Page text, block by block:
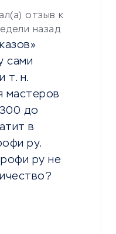
отзыв к
назад
сами
т. н.
мастеров
до
в
ру.
ру не